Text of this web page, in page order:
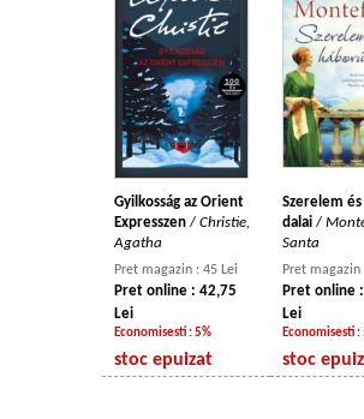
Gyilkosság az Orient
Expresszen / Christie,
Agatha
Szerelem
dalai /
Santa
Pret magazin : 45 Lei
Pret online : 42,75
Lei
Economisesti : 5%
Pret magazin
Pret online
Lei
Economisesti :
stoc epuizat stoc